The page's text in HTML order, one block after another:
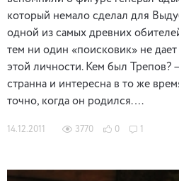
который немало сделал для
одной из самых древних
тем ни один «поисковик» не
этой личности. Кем был Трепов?
странна и интересна в то же
точно, когда он родился. …
14.12.2011 3770 0